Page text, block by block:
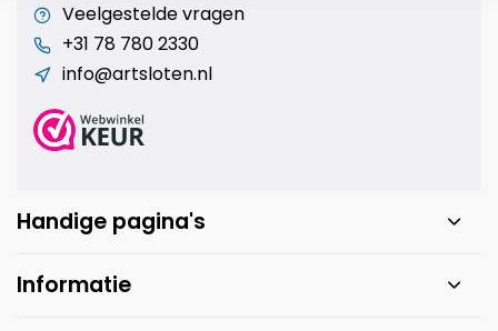
Veelgestelde vragen
+31 78 780 2330
info@artsloten.nl
Handige pagina's
Informatie